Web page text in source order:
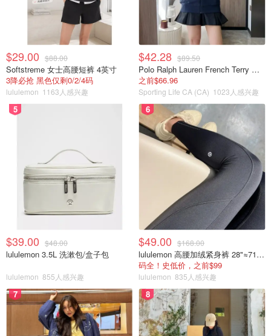
$29.00 $88.00
Softstreme 女士高腰短裤 4英寸
3降必抢 黑色仅剩0/2/4码
lululemon 1163人感兴趣
$42.28 $89.50
Polo Ralph Lauren French Terry 女童连帽卫衣 7-16码
之前$66.96
Sporting Life CA (CA) 1023人感兴趣
5
$39.00 $48.00
lululemon 3.5L 洗漱包/盒子包
lululemon 855人感兴趣
6
$49.00 $168.00
lululemon 高腰加绒紧身裤 28"≈71cm 5个口袋
码全！史低价，之前$99
lululemon 835人感兴趣
7 8